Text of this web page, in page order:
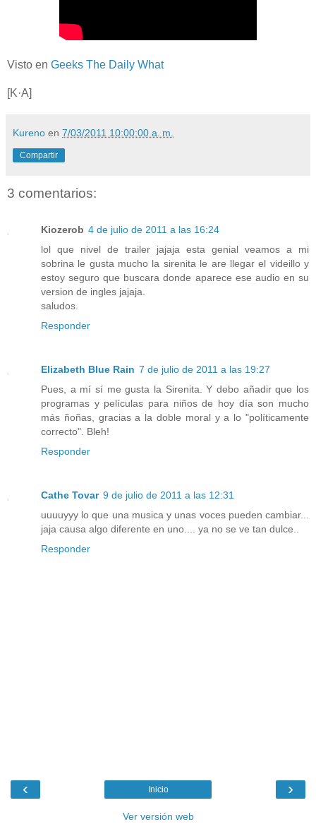
Visto en Geeks The Daily What
[K·A]
Kureno en 7/03/2011 10:00:00 a. m.
Compartir
3 comentarios:
Kiozerob 4 de julio de 2011 a las 16:24
lol que nivel de trailer jajaja esta genial veamos a mi
sobrina le gusta mucho la sirenita le are llegar el videillo y
estoy seguro que buscara donde aparece ese audio en su
version de ingles jajaja.
saludos.
Responder
Elizabeth Blue Rain 7 de julio de 2011 a las 19:27
Pues, a mí sí me gusta la Sirenita. Y debo añadir que los
programas y películas para niños de hoy día son mucho
más ñoñas, gracias a la doble moral y a lo "políticamente
correcto". Bleh!
Responder
Cathe Tovar 9 de julio de 2011 a las 12:31
uuuuyyy lo que una musica y unas voces pueden cambiar...
jaja causa algo diferente en uno.... ya no se ve tan dulce..
Responder
‹ ›
Inicio
Ver versión web